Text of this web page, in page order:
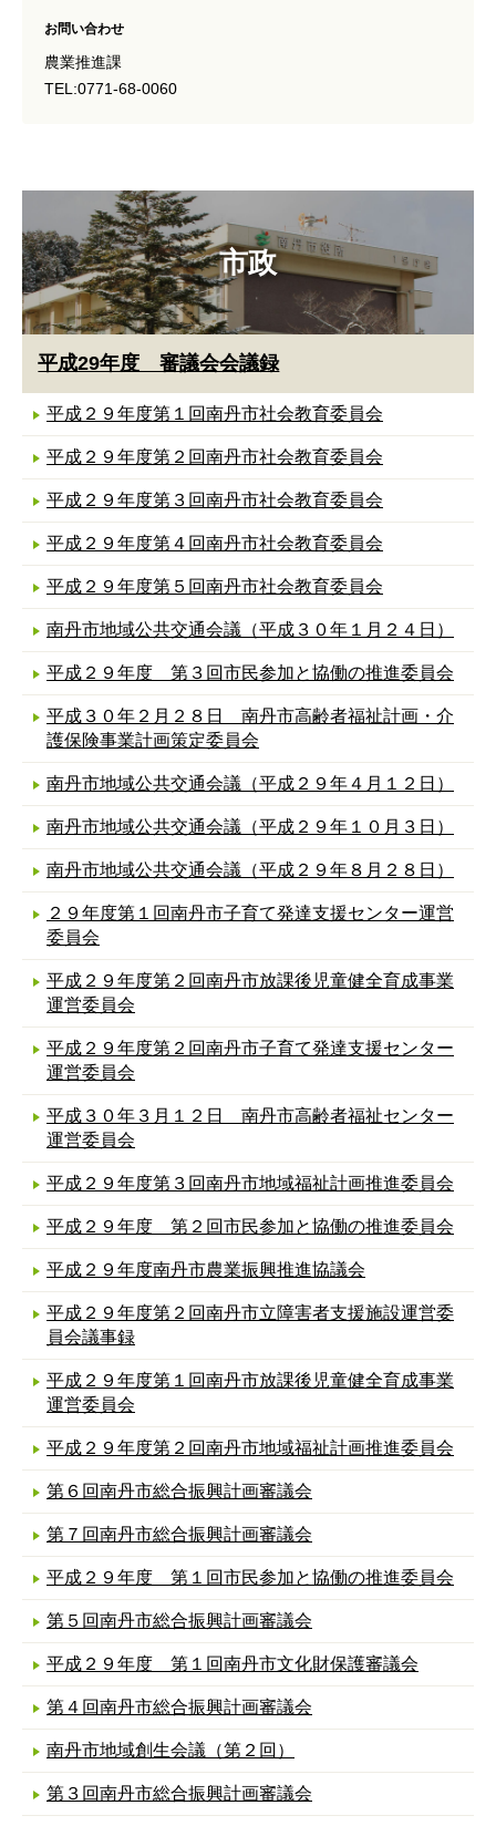
市政
平成29年度 審議会会議録
平成２９年度第１回南丹市社会教育委員会
平成２９年度第２回南丹市社会教育委員会
平成２９年度第３回南丹市社会教育委員会
平成２９年度第４回南丹市社会教育委員会
平成２９年度第５回南丹市社会教育委員会
南丹市地域公共交通会議（平成３０年１月２４日）
平成２９年度 第３回市民参加と協働の推進委員会
平成３０年２月２８日 南丹市高齢者福祉計画・介
護保険事業計画策定委員会
南丹市地域公共交通会議（平成２９年４月１２日）
南丹市地域公共交通会議（平成２９年１０月３日）
南丹市地域公共交通会議（平成２９年８月２８日）
２９年度第１回南丹市子育て発達支援センター運営
委員会
平成２９年度第２回南丹市放課後児童健全育成事業
運営委員会
平成２９年度第２回南丹市子育て発達支援センター
運営委員会
平成３０年３月１２日 南丹市高齢者福祉センター
運営委員会
平成２９年度第３回南丹市地域福祉計画推進委員会
平成２９年度 第２回市民参加と協働の推進委員会
平成２９年度南丹市農業振興推進協議会
平成２９年度第２回南丹市立障害者支援施設運営委
員会議事録
平成２９年度第１回南丹市放課後児童健全育成事業
運営委員会
平成２９年度第２回南丹市地域福祉計画推進委員会
第６回南丹市総合振興計画審議会
第７回南丹市総合振興計画審議会
平成２９年度 第１回市民参加と協働の推進委員会
第５回南丹市総合振興計画審議会
平成２９年度 第１回南丹市文化財保護審議会
第４回南丹市総合振興計画審議会
南丹市地域創生会議（第２回）
第３回南丹市総合振興計画審議会
お問い合わせ
農業推進課
TEL:0771-68-0060